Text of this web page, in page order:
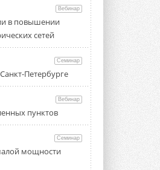
подвел
студенческих
лидеры 2026»
«ТИМ-лидеры»
2026 года ...
за Уралом
землячества в
посетил
рабочим визитом ...
Вебинар
в повышении
сетей
Семинар
Петербурге
Вебинар
пунктов
Семинар
мощности